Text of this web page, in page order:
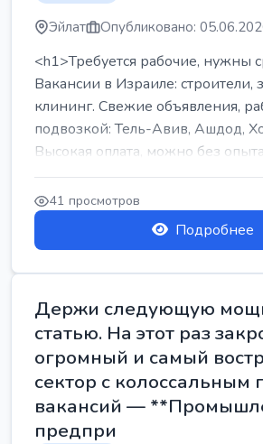
Эйлат Опубликовано:
<h1>Требуется рабочие, нужны
Вакансии в Израиле: строители,
клининг. Свежие объявления,
подвозкой: Тель-Авив, Ашдод,
Высокая оплата, можно без
...
41 просмотров
Подробнее
Держи следующую
статью. На этот раз
огромный и самый
сектор с колоссальным
вакансий —
предпри